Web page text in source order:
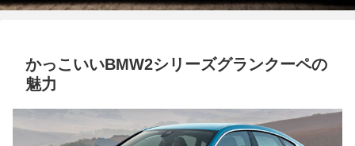
かっこいいBMW2シリーズグランクーペの
魅力